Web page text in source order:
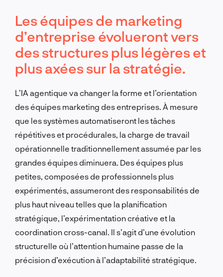
Les équipes de marketing
d’entreprise évolueront vers
des structures plus légères et
plus axées sur la stratégie.
L’IA agentique va changer la forme et l’orientation
des équipes marketing des entreprises. À mesure
que les systèmes automatiseront les tâches
répétitives et procédurales, la charge de travail
opérationnelle traditionnellement assumée par les
grandes équipes diminuera. Des équipes plus
petites, composées de professionnels plus
expérimentés, assumeront des responsabilités de
plus haut niveau telles que la planification
stratégique, l’expérimentation créative et la
coordination cross-canal. Il s’agit d’une évolution
structurelle où l’attention humaine passe de la
précision d’exécution à l’adaptabilité stratégique.